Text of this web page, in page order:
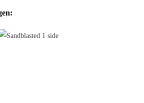
ist im glatten Glasdesign mit drei Texturen
und beidseitig sandgestrahlt) und vereint
und optischen Anspruch